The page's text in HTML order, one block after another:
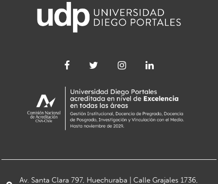
Av. Santa Clara 797, Huechuraba | Calle Grajales 1736,